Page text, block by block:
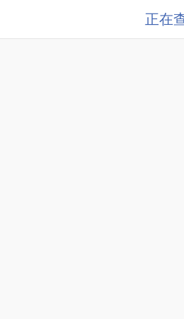
正在